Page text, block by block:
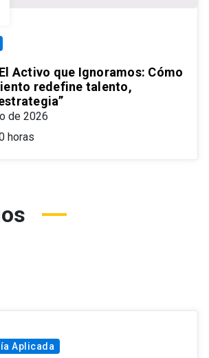
Activo que Ignoramos: Cómo
redefine talento,
de 2026
horas
Aplicada